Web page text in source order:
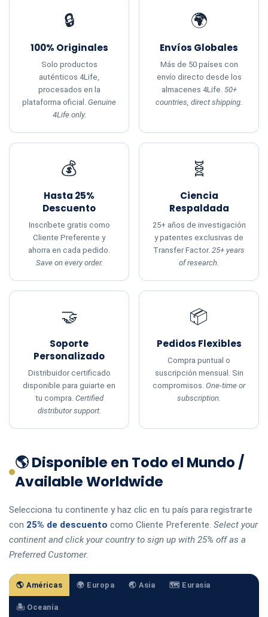
🔒
100% Originales
Solo productos
auténticos 4Life,
procesados en la
plataforma oficial. Genuine
4Life only.
🌍
Envíos Globales
Más de 50 países con
envío directo desde los
almacenes 4Life. 50+
countries, direct shipping.
💰
Hasta 25%
Descuento
Inscríbete gratis como
Cliente Preferente y
ahorra en cada pedido.
Save on every order.
🧬
Ciencia
Respaldada
25+ años de investigación
y patentes exclusivas de
Transfer Factor. 25+ years
of research.
🤝
Soporte
Personalizado
Distribuidor certificado
disponible para guiarte en
tu compra. Certified
distributor support.
📦
Pedidos Flexibles
Compra puntual o
suscripción mensual. Sin
compromisos. One-time or
subscription.
🌎 Disponible en Todo el Mundo /
Available Worldwide
Selecciona tu continente y haz clic en tu país para registrarte
con 25% de descuento como Cliente Preferente. Select your
continent and click your country to sign up with 25% off as a
Preferred Customer.
🌎 Américas 🌍 Europa 🌏 Asia 🗺️ Eurasia
🏝️ Oceanía